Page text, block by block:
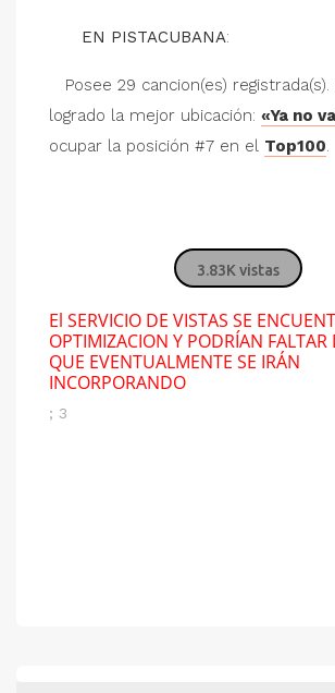
EN PISTACUBANA:
Posee 29 cancion(es)
logrado la mejor ubicación: «Ya no
ocupar la posición #7 en el Top100.
3.83K vistas
El SERVICIO DE VISTAS SE
OPTIMIZACION Y PODRÍAN FALTAR
QUE EVENTUALMENTE SE IRÁN
INCORPORANDO
; 3